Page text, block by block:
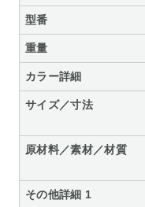
型番
重量
カラー詳細
サイズ／寸法
原材料／素材／材質
その他詳細 1